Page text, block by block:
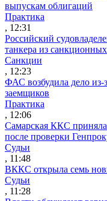
выпускам облигаций
Практика
, 12:31
Российский
танкера из
Санкции
, 12:23
ФАС возбудила дело из-
заемщиков
Практика
, 12:06
Самарская ККС
после проверки
Судьи
, 11:48
ВККС открыла семь
Судьи
, 11:28